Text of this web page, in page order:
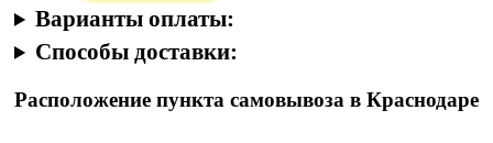
Варианты оплаты:
Способы доставки:
Расположение пункта самовывоза в Краснодаре